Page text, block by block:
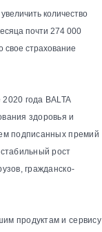
количество
почти 274 000
свое страхование
года BALTA
здоровья и
подписанных премий
рост
гражданско-
продуктам и сервису